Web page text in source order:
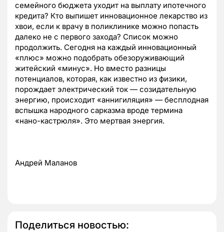
семейного бюджета уходит на выплату ипотечного
кредита? Кто выпишет инновационное лекарство из
хвои, если к врачу в поликлинике можно попасть
далеко не с первого захода? Список можно
продолжить. Сегодня на каждый инновационный
«плюс» можно подобрать обезоруживающий
житейский «минус». Но вместо разницы
потенциалов, которая, как известно из физики,
порождает электрический ток — созидательную
энергию, происходит «аннигиляция» — бесплодная
вспышка народного сарказма вроде термина
«нано-кастрюля». Это мертвая энергия.
Андрей Маланов
Поделиться новостью: